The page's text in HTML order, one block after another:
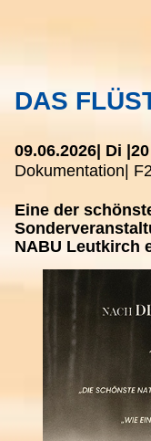
DAS
09.06.2026 | Di |
Dokumentation | F
Eine der
NABU Leutkirch